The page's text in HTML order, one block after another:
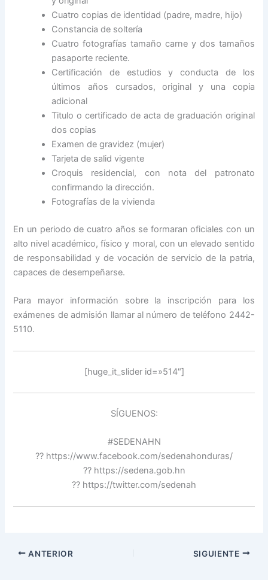
Cuatro copias de identidad (padre, madre, hijo)
Constancia de soltería
Cuatro fotografías tamaño carne y dos tamaños
pasaporte reciente.
Certificación de estudios y conducta de los
últimos años cursados, original y una copia
adicional
Titulo o certificado de acta de graduación original
dos copias
Examen de gravidez (mujer)
Tarjeta de salid vigente
Croquis residencial, con nota del patronato
confirmando la dirección.
Fotografías de la vivienda
En un periodo de cuatro años se formaran oficiales con un
alto nivel académico, físico y moral, con un elevado sentido
de responsabilidad y de vocación de servicio de la patria,
capaces de desempeñarse.
Para mayor información sobre la inscripción para los
exámenes de admisión llamar al número de teléfono 2442-
5110.
[huge_it_slider id=»514″]
SÍGUENOS:
#SEDENAHN
?? https://www.facebook.com/sedenahonduras/
?? https://sedena.gob.hn
?? https://twitter.com/sedenah
ANTERIOR SIGUIENTE